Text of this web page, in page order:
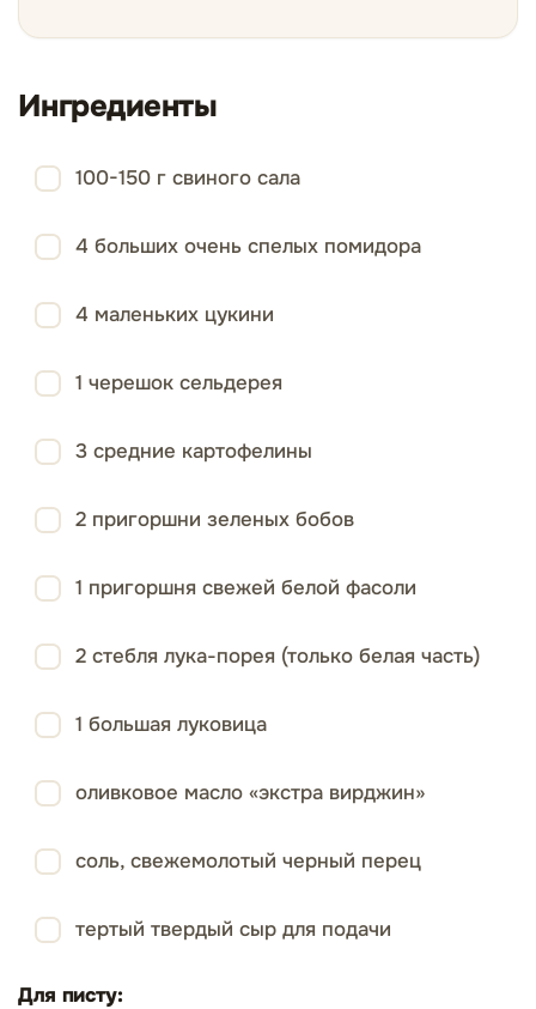
Ингредиенты
100-150 г свиного сала
4 больших очень спелых помидора
4 маленьких цукини
1 черешок сельдерея
3 средние картофелины
2 пригоршни зеленых бобов
1 пригоршня свежей белой фасоли
2 стебля лука-порея (только белая часть)
1 большая луковица
оливковое масло «экстра вирджин»
соль, свежемолотый черный перец
тертый твердый сыр для подачи
Для писту: